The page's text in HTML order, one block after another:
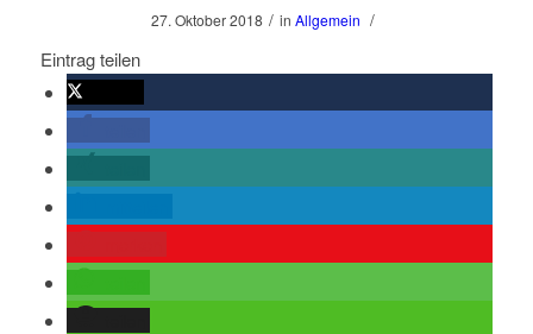
27. Oktober 2018 / inAllgemein /
Eintrag teilen